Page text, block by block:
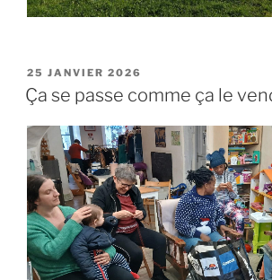
25 JANVIER 2026
Ça se passe comme ça le